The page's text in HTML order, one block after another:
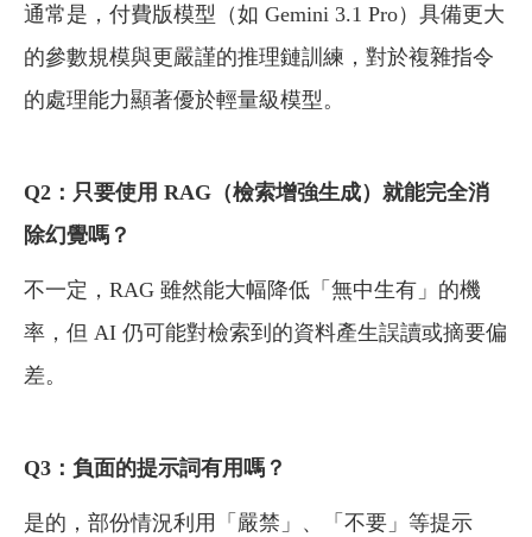
通常是，付費版模型（如 Gemini 3.1 Pro）具備更大
的參數規模與更嚴謹的推理鏈訓練，對於複雜指令
的處理能力顯著優於輕量級模型。
Q2：只要使用 RAG（檢索增強生成）就能完全消
除幻覺嗎？
不一定，RAG 雖然能大幅降低「無中生有」的機
率，但 AI 仍可能對檢索到的資料產生誤讀或摘要偏
差。
Q3：負面的提示詞有用嗎？
是的，部份情況利用「嚴禁」、「不要」等提示